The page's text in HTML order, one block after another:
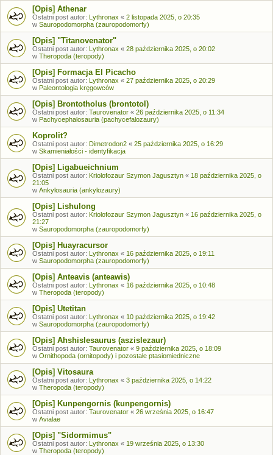
[Opis] Athenar
Ostatni post autor: Lythronax « 2 listopada 2025, o 20:35
w Sauropodomorpha (zauropodomorfy)
[Opis] "Titanovenator"
Ostatni post autor: Lythronax « 28 października 2025, o 20:02
w Theropoda (teropody)
[Opis] Formacja El Picacho
Ostatni post autor: Lythronax « 27 października 2025, o 20:29
w Paleontologia kręgowców
[Opis] Brontotholus (brontotol)
Ostatni post autor: Taurovenator « 26 października 2025, o 11:34
w Pachycephalosauria (pachycefalozaury)
Koprolit?
Ostatni post autor: Dimetrodon2 « 25 października 2025, o 16:29
w Skamieniałości - identyfikacja
[Opis] Ligabueichnium
Ostatni post autor: Kriolofozaur Szymon Jagusztyn « 18 października 2025, o
21:05
w Ankylosauria (ankylozaury)
[Opis] Lishulong
Ostatni post autor: Kriolofozaur Szymon Jagusztyn « 16 października 2025, o
21:27
w Sauropodomorpha (zauropodomorfy)
[Opis] Huayracursor
Ostatni post autor: Lythronax « 16 października 2025, o 19:11
w Sauropodomorpha (zauropodomorfy)
[Opis] Anteavis (anteawis)
Ostatni post autor: Lythronax « 16 października 2025, o 10:48
w Theropoda (teropody)
[Opis] Utetitan
Ostatni post autor: Lythronax « 10 października 2025, o 19:42
w Sauropodomorpha (zauropodomorfy)
[Opis] Ahshislesaurus (aszislezaur)
Ostatni post autor: Taurovenator « 9 października 2025, o 18:09
w Ornithopoda (ornitopody) i pozostałe ptasiomiedniczne
[Opis] Vitosaura
Ostatni post autor: Lythronax « 3 października 2025, o 14:22
w Theropoda (teropody)
[Opis] Kunpengornis (kunpengornis)
Ostatni post autor: Taurovenator « 26 września 2025, o 16:47
w Avialae
[Opis] "Sidormimus"
Ostatni post autor: Lythronax « 19 września 2025, o 13:30
w Theropoda (teropody)